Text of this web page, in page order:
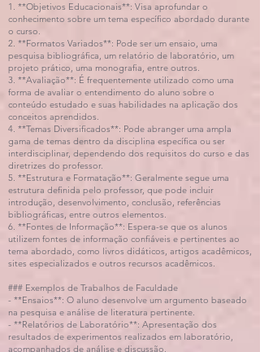
1. **Objetivos Educacionais**: Visa aprofundar o
conhecimento sobre um tema específico abordado durante
o curso.
2. **Formatos Variados**: Pode ser um ensaio, uma
pesquisa bibliográfica, um relatório de laboratório, um
projeto prático, uma monografia, entre outros.
3. **Avaliação**: É frequentemente utilizado como uma
forma de avaliar o entendimento do aluno sobre o
conteúdo estudado e suas habilidades na aplicação dos
conceitos aprendidos.
4. **Temas Diversificados**: Pode abranger uma ampla
gama de temas dentro da disciplina específica ou ser
interdisciplinar, dependendo dos requisitos do curso e das
diretrizes do professor.
5. **Estrutura e Formatação**: Geralmente segue uma
estrutura definida pelo professor, que pode incluir
introdução, desenvolvimento, conclusão, referências
bibliográficas, entre outros elementos.
6. **Fontes de Informação**: Espera-se que os alunos
utilizem fontes de informação confiáveis e pertinentes ao
tema abordado, como livros didáticos, artigos acadêmicos,
sites especializados e outros recursos acadêmicos.
### Exemplos de Trabalhos de Faculdade
- **Ensaios**: O aluno desenvolve um argumento baseado
na pesquisa e análise de literatura pertinente.
- **Relatórios de Laboratório**: Apresentação dos
resultados de experimentos realizados em laboratório,
acompanhados de análise e discussão.